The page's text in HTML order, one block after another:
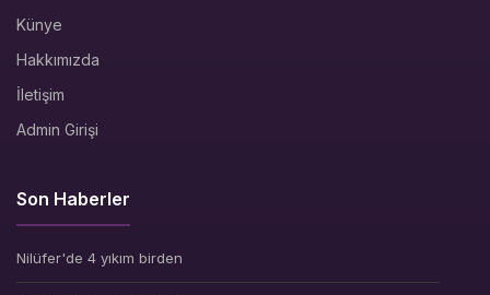
Künye
Hakkımızda
İletişim
Admin Girişi
Son Haberler
Nilüfer'de 4 yıkım birden